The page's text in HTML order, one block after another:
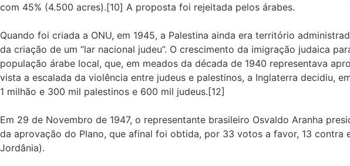
com 45% (4.500 acres).[10] A proposta foi rejeitada pelos árabes.
Quando foi criada a ONU, em 1945, a Palestina ainda era território
da criação de um “lar nacional judeu”. O crescimento da imigração judaica
população árabe local, que, em meados da década de 1940 representava
vista a escalada da violência entre judeus e palestinos, a Inglaterra decidiu,
1 milhão e 300 mil palestinos e 600 mil judeus.[12]
Em 29 de Novembro de 1947, o representante brasileiro Osvaldo Aranha
da aprovação do Plano, que afinal foi obtida, por 33 votos a favor, 13 contra
Jordânia).